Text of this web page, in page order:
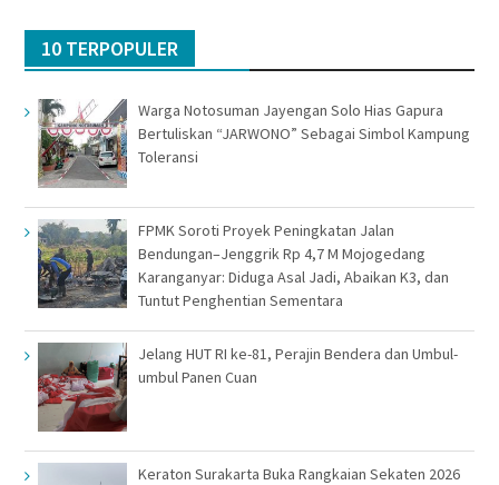
10 TERPOPULER
Warga Notosuman Jayengan Solo Hias Gapura
Bertuliskan “JARWONO” Sebagai Simbol Kampung
Toleransi
FPMK Soroti Proyek Peningkatan Jalan
Bendungan–Jenggrik Rp 4,7 M Mojogedang
Karanganyar: Diduga Asal Jadi, Abaikan K3, dan
Tuntut Penghentian Sementara
Jelang HUT RI ke-81, Perajin Bendera dan Umbul-
umbul Panen Cuan
Keraton Surakarta Buka Rangkaian Sekaten 2026